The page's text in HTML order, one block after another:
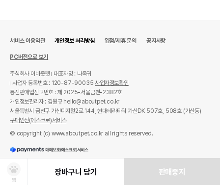
찜
장바구니 담기 판매중지
서비스 이용약관 개인정보 처리방침 입점/제휴 문의 공지사항
PC버전으로 보기
주식회사 어바웃펫
대표자명 : 나옥귀
사업자 등록번호 : 120-87-90035사업자정보확인
통신판매업신고번호 : 제 2025-서울금천-2382호
개인정보관리자 : 김원규 hello@aboutpet.co.kr
서울특별시 금천구 가산디지털2로 144, 현대테라타워 가산DK 507호, 508호 (가산동)
구매안전(에스크로)서비스
© copyright (c) www.aboutpet.co.kr all rights reserved.